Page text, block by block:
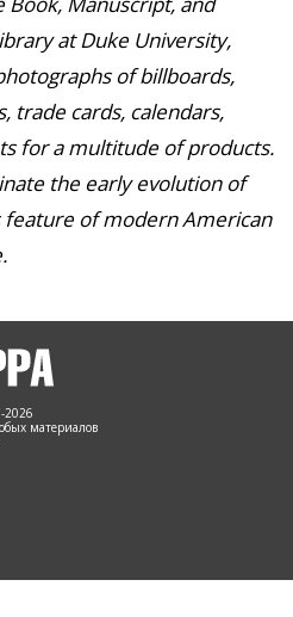
at Duke University,
of billboards,
trade cards, calendars,
for a multitude of products.
the early evolution of
of modern American
материалов